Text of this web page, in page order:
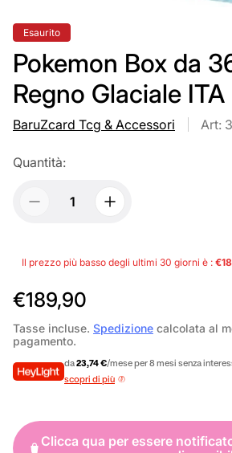
Etichetta
del
prodotto:
Esaurito
Pokemon Box da
Regno Glaciale ITA
BaruZcard Tcg & Accessori Art:
Quantità:
Il prezzo più basso degli ultimi 30 giorni è :
P
r
e
z
o
n
€189,90
Tasse incluse. Spedizione calcolata al
pagamento.
da23,74 €/mese per 8 mesi senza
scopri di più
Clicca qua per essere